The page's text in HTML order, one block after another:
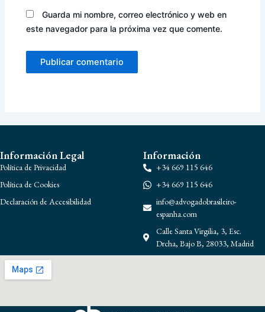
Guarda mi nombre, correo electrónico y web en
este navegador para la próxima vez que comente.
Información Legal
Política de Privacidad
Política de Cookies
Declaración de Accesibilidad
Información
+34 669 115 646
+34 669 115 646
info@advogadobrasileiro-
espanha.com
Calle Santa Virgilia, 3, Esc.
Drcha, Bajo B, 28033, Madrid